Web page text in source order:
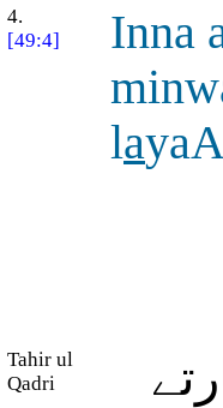
4.
[49:4]
Inna
la
Tahir ul
Qadri